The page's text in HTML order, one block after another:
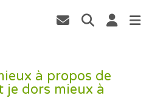
à propos de
je dors mieux à